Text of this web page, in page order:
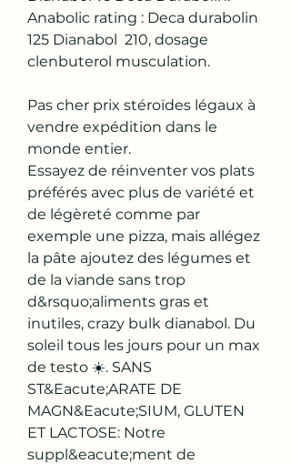
Anabolic rating : Deca durabolin
125 Dianabol  210, dosage
clenbuterol musculation.
Pas cher prix stéroïdes légaux à
vendre expédition dans le
monde entier.
Essayez de réinventer vos plats
préférés avec plus de variété et
de légèreté comme par
exemple une pizza, mais allégez
la pâte ajoutez des légumes et
de la viande sans trop
d&rsquo;aliments gras et
inutiles, crazy bulk dianabol. Du
soleil tous les jours pour un max
de testo ☀️. SANS
ST&Eacute;ARATE DE
MAGN&Eacute;SIUM, GLUTEN
ET LACTOSE: Notre
suppl&eacute;ment de